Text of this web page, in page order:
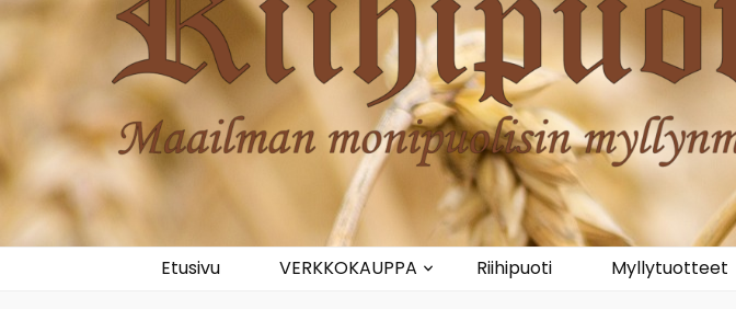
Riihipuoti
Maailman monipuolisin myllynmyymälä
Etusivu VERKKOKAUPPA Riihipuoti Myllytuotteet